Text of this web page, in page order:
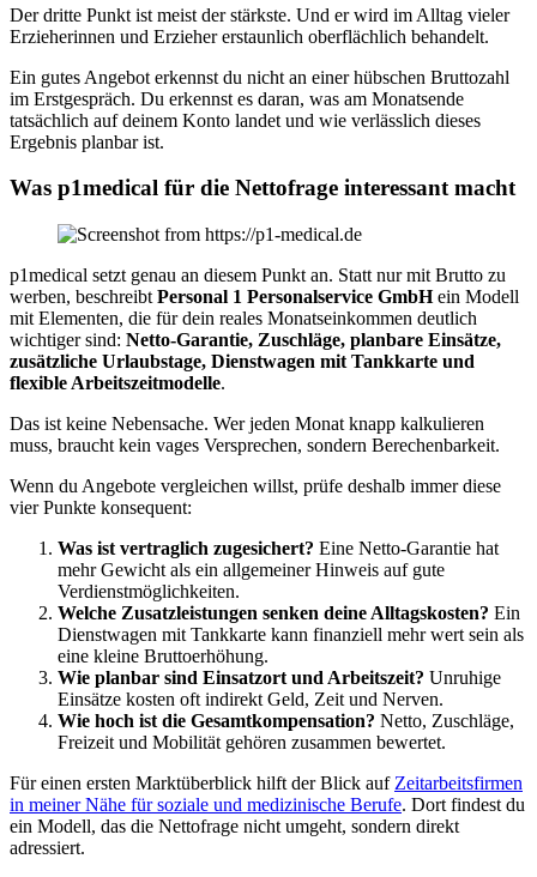
Der dritte Punkt ist meist der stärkste. Und er wird im Alltag vieler
Erzieherinnen und Erzieher erstaunlich oberflächlich behandelt.
Ein gutes Angebot erkennst du nicht an einer hübschen Bruttozahl
im Erstgespräch. Du erkennst es daran, was am Monatsende
tatsächlich auf deinem Konto landet und wie verlässlich dieses
Ergebnis planbar ist.
Was p1medical für die Nettofrage interessant macht
p1medical setzt genau an diesem Punkt an. Statt nur mit Brutto zu
werben, beschreibt Personal 1 Personalservice GmbHein Modell
mit Elementen, die für dein reales Monatseinkommen deutlich
wichtiger sind: Netto-Garantie, Zuschläge, planbare Einsätze,
zusätzliche Urlaubstage, Dienstwagen mit Tankkarte und
flexible Arbeitszeitmodelle.
Das ist keine Nebensache. Wer jeden Monat knapp kalkulieren
muss, braucht kein vages Versprechen, sondern Berechenbarkeit.
Wenn du Angebote vergleichen willst, prüfe deshalb immer diese
vier Punkte konsequent:
Was ist vertraglich zugesichert? Eine Netto-Garantie hat
mehr Gewicht als ein allgemeiner Hinweis auf gute
Verdienstmöglichkeiten.
Welche Zusatzleistungen senken deine Alltagskosten? Ein
Dienstwagen mit Tankkarte kann finanziell mehr wert sein als
eine kleine Bruttoerhöhung.
Wie planbar sind Einsatzort und Arbeitszeit? Unruhige
Einsätze kosten oft indirekt Geld, Zeit und Nerven.
Wie hoch ist die Gesamtkompensation? Netto, Zuschläge,
Freizeit und Mobilität gehören zusammen bewertet.
Für einen ersten Marktüberblick hilft der Blick auf Zeitarbeitsfirmen
in meiner Nähe für soziale und medizinische Berufe. Dort findest du
ein Modell, das die Nettofrage nicht umgeht, sondern direkt
adressiert.